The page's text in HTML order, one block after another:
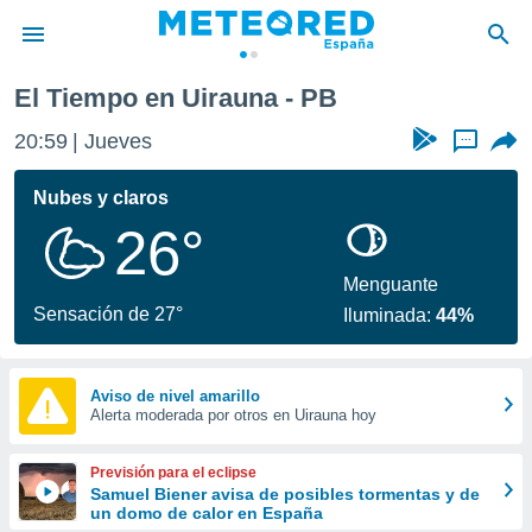
de
por
se
calidad.
a este
las
y
forma
digital
basada
El Tiempo en Uirauna - PB
20:59 Jueves ...
Nubes y claros
26°
Sensación de 27°
Menguante
Iluminada:44%
Aviso de nivel amarillo
Alerta moderada por otros en Uirauna hoy
Previsión para el eclipse
Samuel Biener avisa de posibles tormentas y de
un domo de calor en España